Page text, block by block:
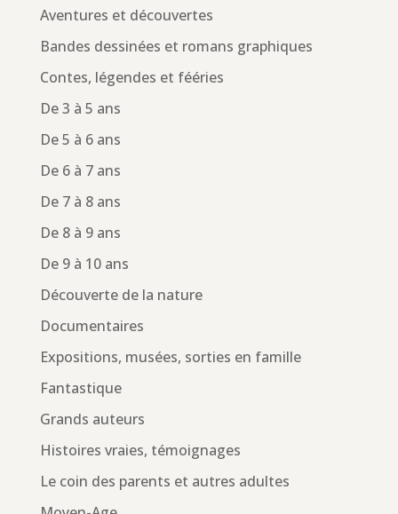
Aventures et découvertes
Bandes dessinées et romans graphiques
Contes, légendes et fééries
De 3 à 5 ans
De 5 à 6 ans
De 6 à 7 ans
De 7 à 8 ans
De 8 à 9 ans
De 9 à 10 ans
Découverte de la nature
Documentaires
Expositions, musées, sorties en famille
Fantastique
Grands auteurs
Histoires vraies, témoignages
Le coin des parents et autres adultes